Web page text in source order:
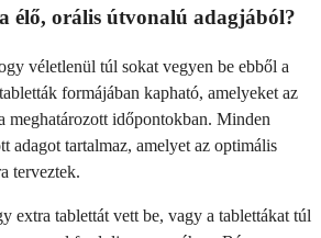
élő, orális útvonalú adagjából?
véletlenül túl sokat vegyen be ebből a
formájában kapható, amelyeket az
meghatározott időpontokban. Minden
adagot tartalmaz, amelyet az optimális
terveztek.
extra tablettát vett be, vagy a tablettákat túl